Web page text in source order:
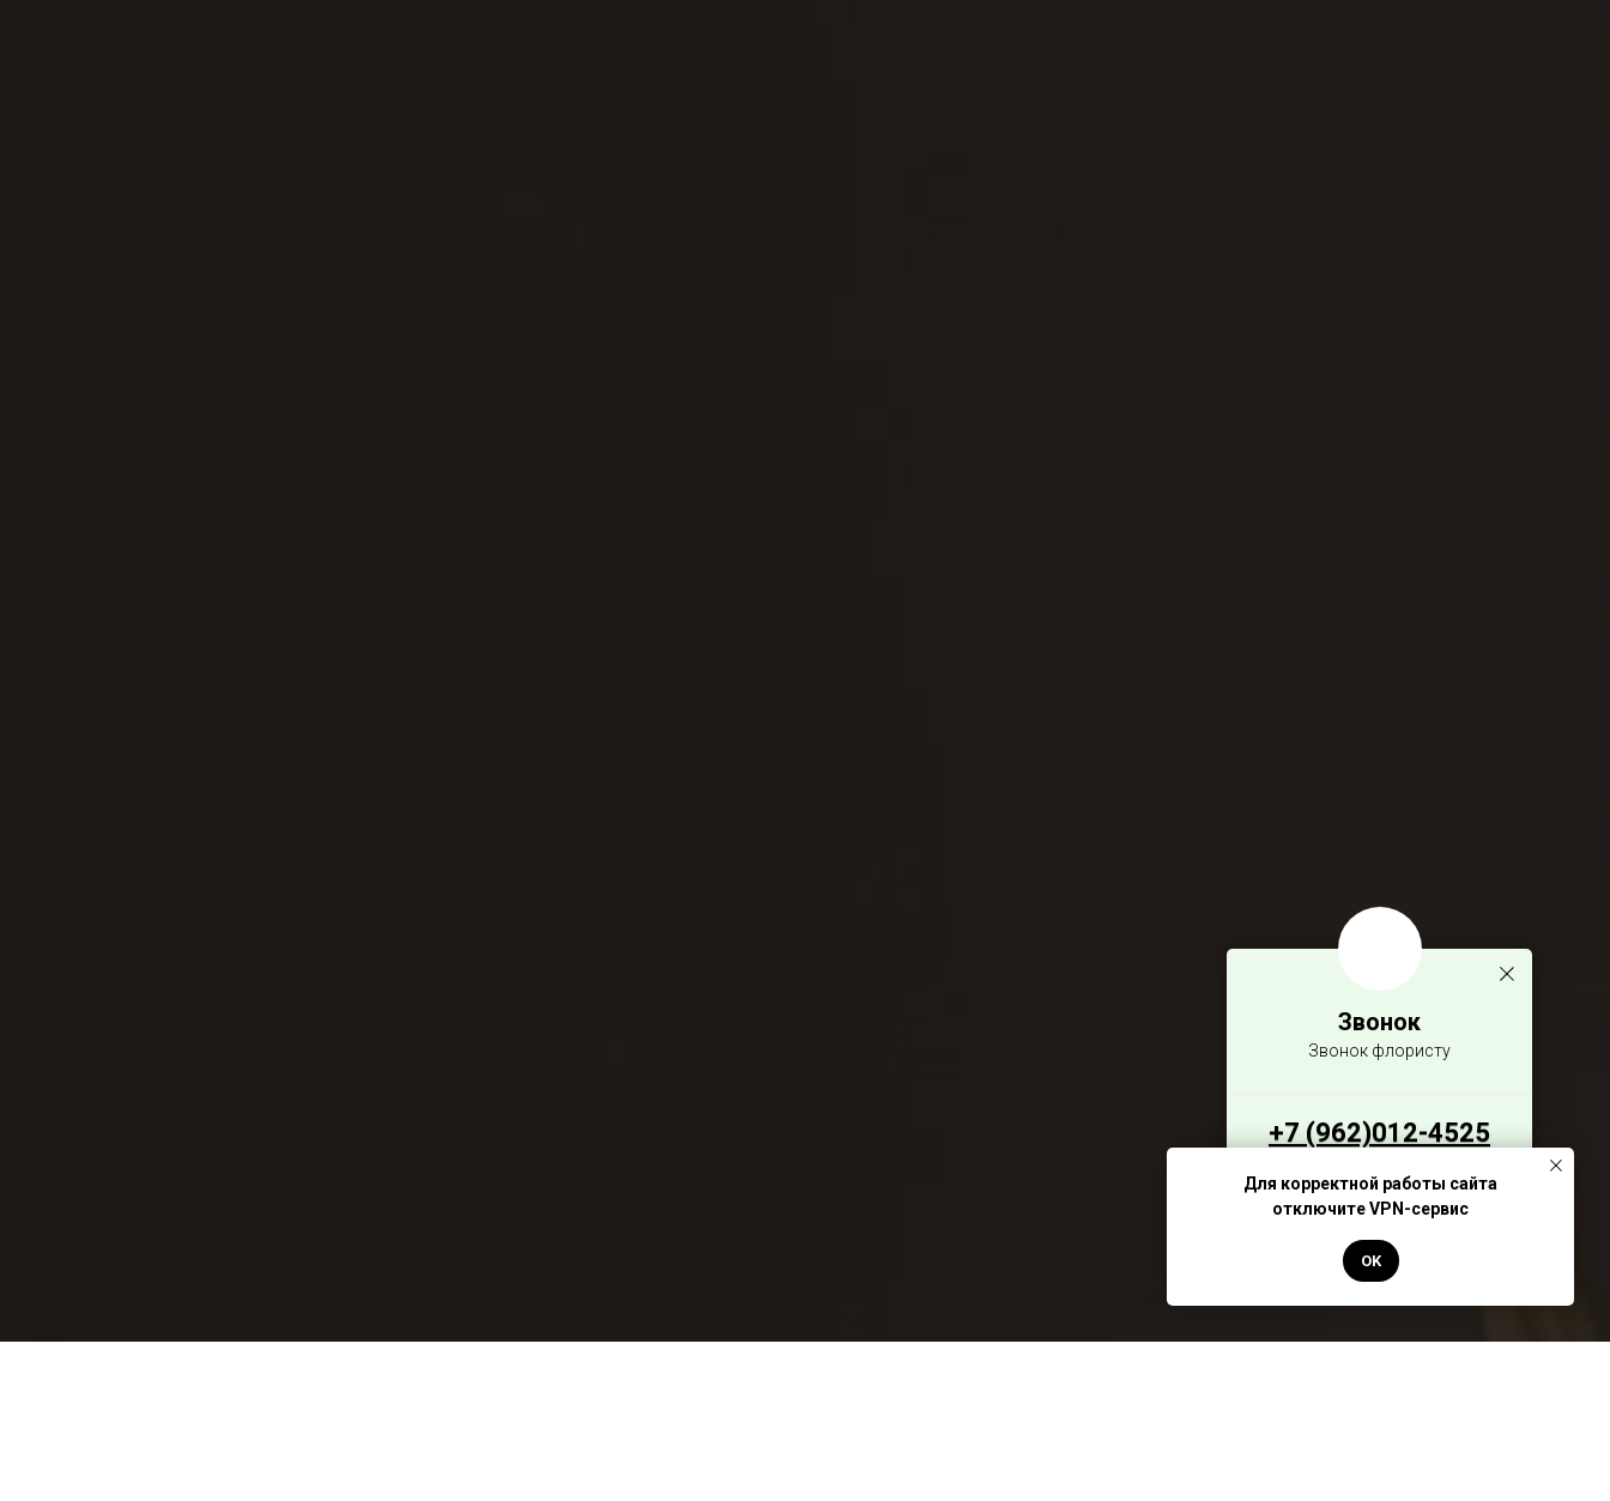
Чат с менеджером
Звонок
Звонок флористу
+7 (962)012-4525
Для корректной работы сайта
отключите VPN-сервис
OK